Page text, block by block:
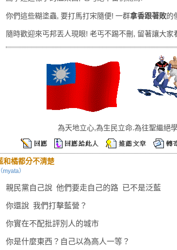
你們這些糊塗蟲, 要打馬打宋隨便! 一群拿香跟著敗的
隨時歡迎來丐邦丟人現眼! 老丐不踢不刪, 留著讓大家
為天地立心,為生民立命.為往聖繼絕
和橘都分不清楚
）
親民黨自己說 他們要走自己的路 已不是泛藍
你還說 我們打擊藍營？
你實在不配批評別人的城市
你是什麼東西？自己以為高人一等？